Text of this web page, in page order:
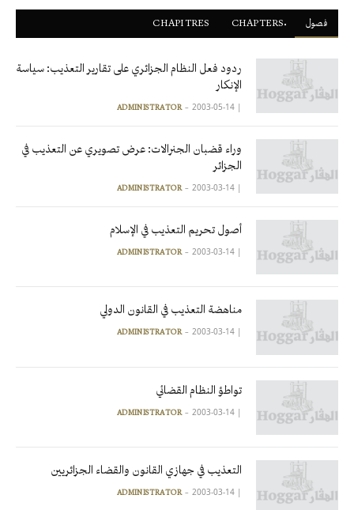
فصول CHAPITRES
ردود فعل النظام الجزائري على تقارير التعذيب: سياسة
الإنكار
|
ADMINISTRATOR 2003-05-14
وراء قضبان الجنرالات: عرض تصويري عن التعذيب في
الجزائر
|
ADMINISTRATOR 2003-03-14
أصول تحريم التعذيب في الإسلام
|
ADMINISTRATOR 2003-03-14
مناهضة التعذيب في القانون الدولي
|
ADMINISTRATOR 2003-03-14
تواطؤ النظام القضائي
|
ADMINISTRATOR 2003-03-14
التعذيب في جهازي القانون والقضاء الجزائريين
|
ADMINISTRATOR 2003-03-14